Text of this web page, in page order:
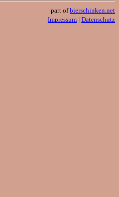
part ofbierschinken.net
Impressum | Datenschutz